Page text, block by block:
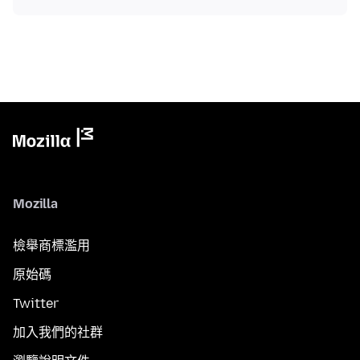
Mozilla
檢舉商標濫用
原始碼
Twitter
加入我們的社群